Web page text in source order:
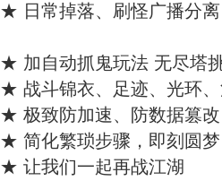
★ 日常掉落、刷怪广播分
★ 加自动抓鬼玩法 无尽塔
★ 战斗锦衣、足迹、光环
★ 极致防加速、防数据篡
★ 简化繁琐步骤，即刻圆
★ 让我们一起再战江湖